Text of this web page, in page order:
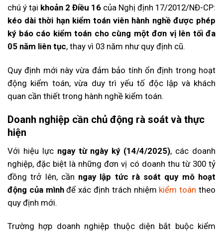
chú ý tại khoản 2 Điều 16 của Nghị định 17/2012/NĐ-CP:
kéo dài thời hạn kiểm toán viên hành nghề được phép
ký báo cáo kiểm toán cho cùng một đơn vị lên tối đa
05 năm liên tục, thay vì 03 năm như quy định cũ.
Quy định mới này vừa đảm bảo tính ổn định trong hoạt
động kiểm toán, vừa duy trì yếu tố độc lập và khách
quan cần thiết trong hành nghề kiểm toán.
Doanh nghiệp cần chủ động rà soát và thực
hiện
Với hiệu lực ngay từ ngày ký (14/4/2025), các doanh
nghiệp, đặc biệt là những đơn vị có doanh thu từ 300 tỷ
đồng trở lên, cần ngay lập tức rà soát quy mô hoạt
động của mìnhđể xác định trách nhiệm kiểm toán theo
quy định mới.
Trường hợp doanh nghiệp thuộc diện bắt buộc kiểm